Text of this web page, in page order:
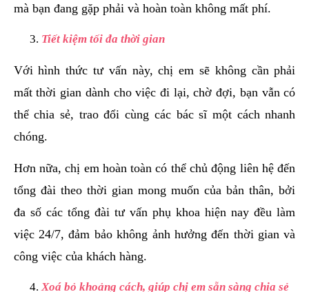
mà bạn đang gặp phải và hoàn toàn không mất phí.
Tiết kiệm tối đa thời gian
Với hình thức tư vấn này, chị em sẽ không cần phải
mất thời gian dành cho việc đi lại, chờ đợi, bạn vẫn có
thể chia sẻ, trao đổi cùng các bác sĩ một cách nhanh
chóng.
Hơn nữa, chị em hoàn toàn có thể chủ động liên hệ đến
tổng đài theo thời gian mong muốn của bản thân, bởi
đa số các tổng đài tư vấn phụ khoa hiện nay đều làm
việc 24/7, đảm bảo không ảnh hưởng đến thời gian và
công việc của khách hàng.
Xoá bỏ khoảng cách, giúp chị em sẵn sàng chia sẻ